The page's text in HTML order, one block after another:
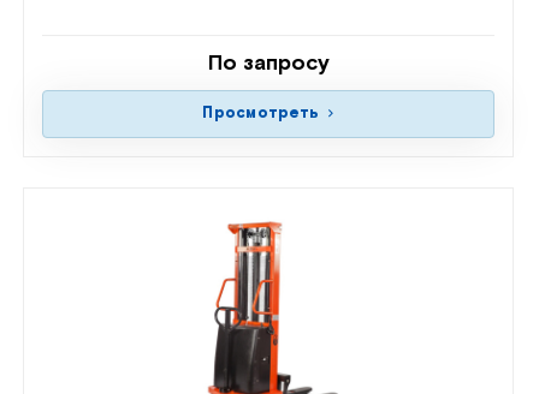
По запросу
Просмотреть